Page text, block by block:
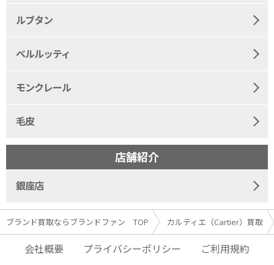
ブランド買取ならブランドファン TOP カルティエ（Cartier）買取
ルブタン
ベルルッティ
モンクレール
毛皮
店舗紹介
銀座店
会社概要 プライバシーポリシー ご利用規約